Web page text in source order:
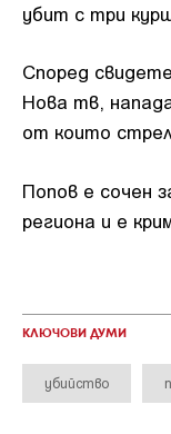
убит с три
Според
Нова тв,
от които
Попов е сочен
региона и е
КЛЮЧОВИ ДУМИ
убийство